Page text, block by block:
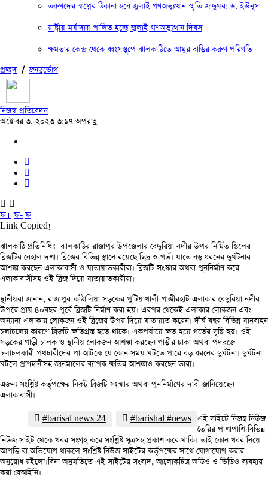
তরুণদের স্বপ্নের ঠিকানা হবে জুলাই গণঅভ্যুত্থান স্মৃতি জাদুঘর: ড. ইউনূস
রাষ্ট্রীয় মর্যাদায় পালিত হচ্ছে জুলাই গণঅভ্যুত্থান দিবস
ক্ষমতার কেন্দ্র থেকে ধ্বংসস্তূপে ঝালকাঠিতে আমুর বাড়ির করুণ পরিণতি
প্রচ্ছদ /জনদুর্ভোগ
নিজস্ব প্রতিবেদন
অক্টোবর ৩, ২০২৩ ৩:১৭ অপরাহ্ণ
ফ+ ফ- ফ
Link Copied!
ঝালকাঠি প্রতিনিধিঃ- ঝালকাঠির রাজাপুর উপজেলার বেদুরিয়া নদীর উপর নির্মিত স্টিলের
ব্রিজটির বেহাল দশা। ব্রিজের বিভিন্ন স্থানে রয়েছে ছিদ্র ও গর্ত। যাতে বড় ধরনের দুর্ঘটনার
আশঙ্কা করছেন এলাকাবাসী ও যাতায়াতকারীরা। ব্রিজটি সংস্কার অথবা পুননির্মাণ করে
এলাকাবাসীসহ ওই ব্রিজ দিয়ে যাতায়াতকারীরা।
স্থানীয়রা জানান, রাজাপুর-কাঁঠালিয়া সড়কের পুটিয়াখালী-গাজীরহাট এলাকার বেদুরিয়া নদীর
উপরে প্রায় ৪০বছর পূর্বে ব্রিজটি নির্মাণ করা হয়। এরপর থেকেই এলাকার লোকজন এবং
অন্যান্য এলাকার লোকজন ওই ব্রিজের উপর দিয়ে যাতায়াত করেন। দীর্ঘ বছর বিভিন্ন যানবাহন
চলাচলের কারণে ব্রিজটি ক্ষতিগ্রস্ত হতে থাকে। একপর্যায়ে ক্ষত হয়ে গর্তের সৃষ্টি হয়। ওই
সড়কের গাড়ী চালক ও স্থানীয় লোকজন আশঙ্কা করছেন গাড়ীর চাকা অথবা পদব্রজে
চলাচলকারী পথচারীদের পা আটকে যে কোন সময় ঘটতে পারে বড় ধরনের দুর্ঘটনা। দুর্ঘটনা
ঘটলে প্রাণহানীসহ জানমালের ব্যাপক ক্ষতির আশঙ্কাও করছেন তারা।
এজন্য সংশ্লিষ্ট কর্তৃপক্ষের নিকট ব্রিজটি সংস্কার অথবা পুননির্মাণের দাবী জানিয়েছেন
এলাকাবাসী।
#barisal news 24 #barishal #news এই সাইটে নিজম্ব নিউজ
তৈরির পাশাপাশি বিভিন্ন
নিউজ সাইট থেকে খবর সংগ্রহ করে সংশ্লিষ্ট সূত্রসহ প্রকাশ করে থাকি। তাই কোন খবর নিয়ে
আপত্তি বা অভিযোগ থাকলে সংশ্লিষ্ট নিউজ সাইটের কর্তৃপক্ষের সাথে যোগাযোগ করার
অনুরোধ রইলো।বিনা অনুমতিতে এই সাইটের সংবাদ, আলোকচিত্র অডিও ও ভিডিও ব্যবহার
করা বেআইনি।